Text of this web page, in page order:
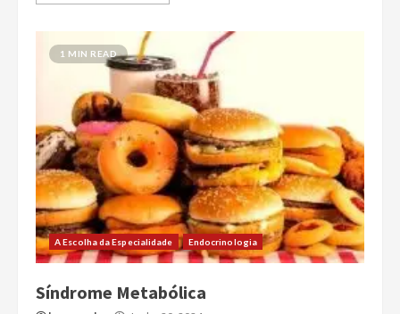
1 MIN READ
A Escolha da Especialidade Endocrinologia
Síndrome Metabólica